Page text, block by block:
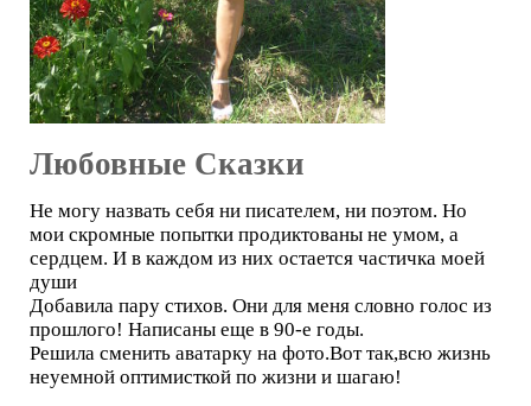
Любовные Сказки
Не могу назвать себя ни писателем, ни поэтом. Но
мои скромные попытки продиктованы не умом, а
сердцем. И в каждом из них остается частичка моей
души
Добавила пару стихов. Они для меня словно голос из
прошлого! Написаны еще в 90-е годы.
Решила сменить аватарку на фото.Вот так,всю жизнь
неуемной оптимисткой по жизни и шагаю!